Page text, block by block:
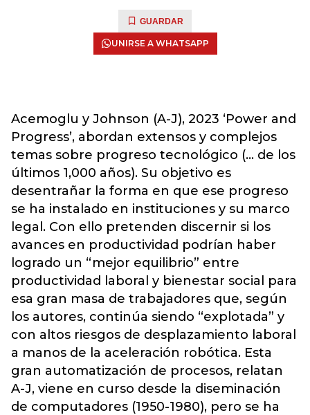
GUARDAR
UNIRSE A WHATSAPP
Acemoglu y Johnson (A-J), 2023 ‘Power and
Progress’, abordan extensos y complejos
temas sobre progreso tecnológico (… de los
últimos 1,000 años). Su objetivo es
desentrañar la forma en que ese progreso
se ha instalado en instituciones y su marco
legal. Con ello pretenden discernir si los
avances en productividad podrían haber
logrado un “mejor equilibrio” entre
productividad laboral y bienestar social para
esa gran masa de trabajadores que, según
los autores, continúa siendo “explotada” y
con altos riesgos de desplazamiento laboral
a manos de la aceleración robótica. Esta
gran automatización de procesos, relatan
A-J, viene en curso desde la diseminación
de computadores (1950-1980), pero se ha